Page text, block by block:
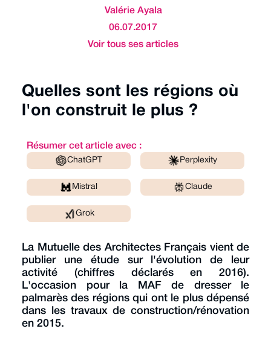
Valérie Ayala
06.07.2017
Voir tous ses articles
Quelles sont les régions où
l'on construit le plus ?
Résumer cet article avec :
ChatGPT Perplexity
Mistral Claude
Grok
La Mutuelle des Architectes Français vient de
publier une étude sur l'évolution de leur
activité (chiffres déclarés en 2016).
L'occasion pour la MAF de dresser le
palmarès des régions qui ont le plus dépensé
dans les travaux de construction/rénovation
en 2015.